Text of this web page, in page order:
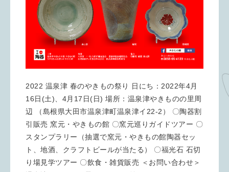
2022 温泉津 春のやきもの祭り 日にち：2022年4月
16日(土)、4月17日(日) 場所：温泉津やきものの里周
辺 （島根県大田市温泉津町温泉津イ22-2） 〇陶器割
引販売 窯元・やきもの館 〇窯元巡りガイドツアー 〇
スタンプラリー（抽選で窯元・やきもの館陶器セッ
ト、地酒、クラフトビールが当たる） 〇福光石 石切
り場見学ツアー 〇飲食・雑貨販売 ＜お問い合わせ＞